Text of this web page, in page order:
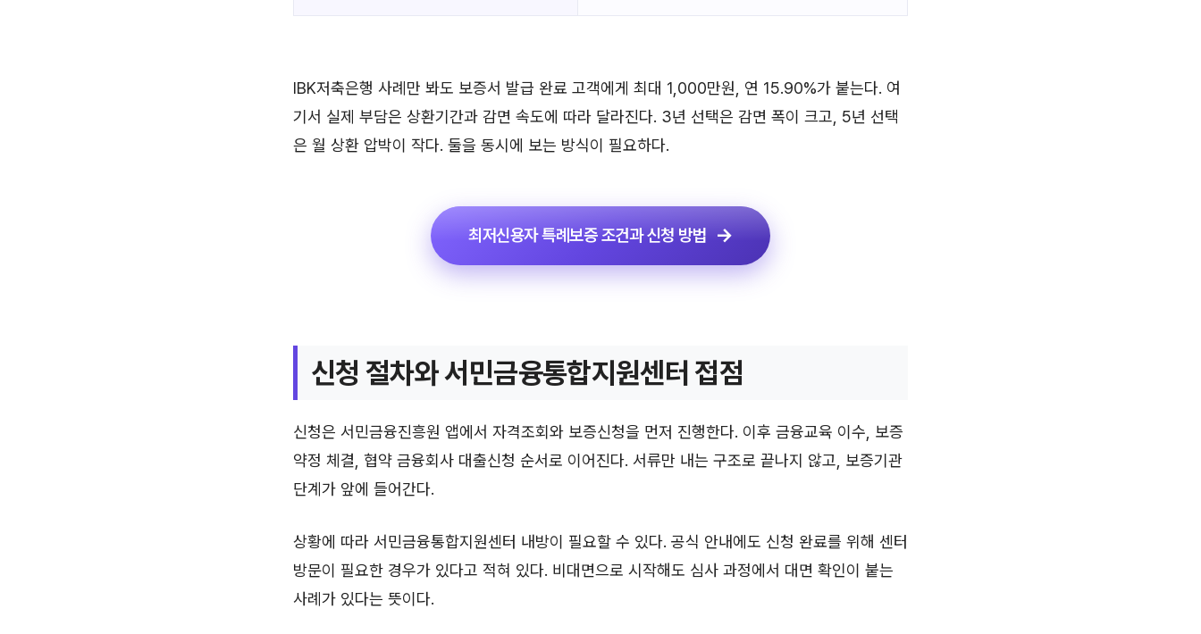
IBK저축은행 사례만 봐도 보증서 발급 완료 고객에게 최대 1,000만원, 연 15.90%가 붙는다. 여
기서 실제 부담은 상환기간과 감면 속도에 따라 달라진다. 3년 선택은 감면 폭이 크고, 5년 선택
은 월 상환 압박이 작다. 둘을 동시에 보는 방식이 필요하다.
최저신용자 특례보증 조건과 신청 방법
신청 절차와 서민금융통합지원센터 접점
신청은 서민금융진흥원 앱에서 자격조회와 보증신청을 먼저 진행한다. 이후 금융교육 이수, 보증
약정 체결, 협약 금융회사 대출신청 순서로 이어진다. 서류만 내는 구조로 끝나지 않고, 보증기관
단계가 앞에 들어간다.
상황에 따라 서민금융통합지원센터 내방이 필요할 수 있다. 공식 안내에도 신청 완료를 위해 센터
방문이 필요한 경우가 있다고 적혀 있다. 비대면으로 시작해도 심사 과정에서 대면 확인이 붙는
사례가 있다는 뜻이다.